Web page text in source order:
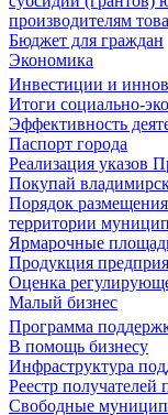
производителям
Бюджет для граждан
Экономика
Инвестиции и
Итоги социально-
Эффективность
Паспорт города
Реализация указов
Покупай
Порядок
территории
Ярмарочные
Продукция
Оценка
Малый бизнес
Программа
В помощь бизнесу
Инфраструктура
Реестр получателей
Свободные